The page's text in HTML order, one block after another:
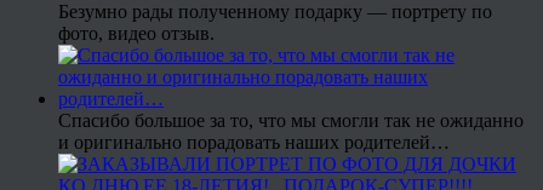
Безумно рады полученному подарку — портрету по
фото, видео отзыв.
Спасибо большое за то, что мы смогли так не ожиданно
и оригинально порадовать наших родителей…